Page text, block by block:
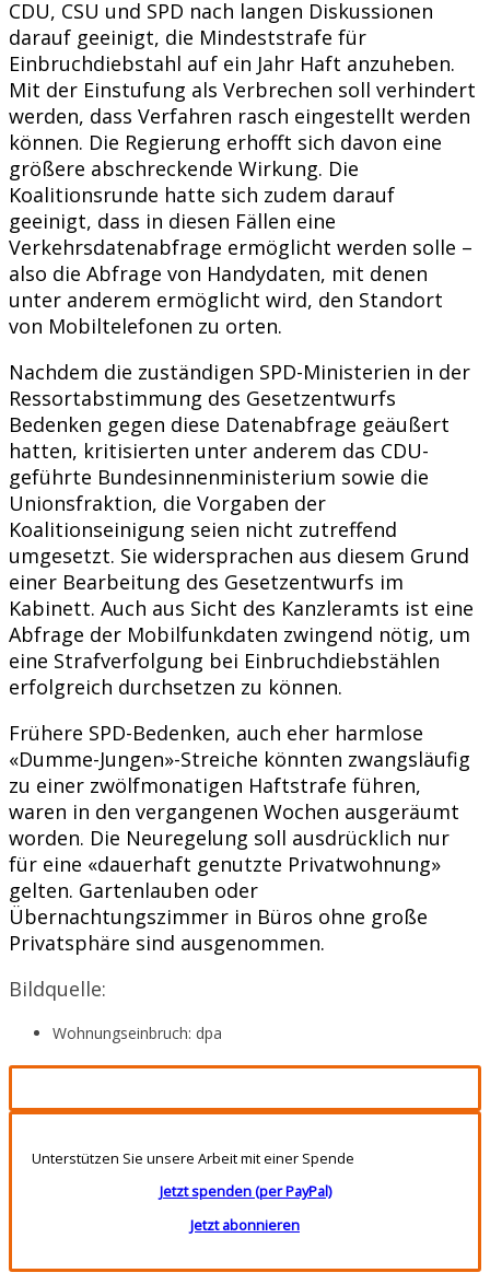
CDU, CSU und SPD nach langen Diskussionen
darauf geeinigt, die Mindeststrafe für
Einbruchdiebstahl auf ein Jahr Haft anzuheben.
Mit der Einstufung als Verbrechen soll verhindert
werden, dass Verfahren rasch eingestellt werden
können. Die Regierung erhofft sich davon eine
größere abschreckende Wirkung. Die
Koalitionsrunde hatte sich zudem darauf
geeinigt, dass in diesen Fällen eine
Verkehrsdatenabfrage ermöglicht werden solle –
also die Abfrage von Handydaten, mit denen
unter anderem ermöglicht wird, den Standort
von Mobiltelefonen zu orten.
Nachdem die zuständigen SPD-Ministerien in der
Ressortabstimmung des Gesetzentwurfs
Bedenken gegen diese Datenabfrage geäußert
hatten, kritisierten unter anderem das CDU-
geführte Bundesinnenministerium sowie die
Unionsfraktion, die Vorgaben der
Koalitionseinigung seien nicht zutreffend
umgesetzt. Sie widersprachen aus diesem Grund
einer Bearbeitung des Gesetzentwurfs im
Kabinett. Auch aus Sicht des Kanzleramts ist eine
Abfrage der Mobilfunkdaten zwingend nötig, um
eine Strafverfolgung bei Einbruchdiebstählen
erfolgreich durchsetzen zu können.
Frühere SPD-Bedenken, auch eher harmlose
«Dumme-Jungen»-Streiche könnten zwangsläufig
zu einer zwölfmonatigen Haftstrafe führen,
waren in den vergangenen Wochen ausgeräumt
worden. Die Neuregelung soll ausdrücklich nur
für eine «dauerhaft genutzte Privatwohnung»
gelten. Gartenlauben oder
Übernachtungszimmer in Büros ohne große
Privatsphäre sind ausgenommen.
Bildquelle:
Wohnungseinbruch: dpa
Unterstützen Sie unsere Arbeit mit einer Spende
Jetzt spenden (per PayPal)
Jetzt abonnieren